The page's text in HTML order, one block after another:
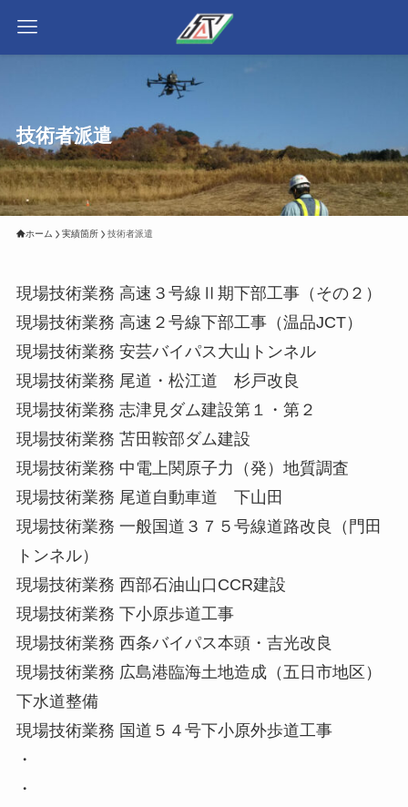
技術者派遣
ホーム 実績箇所 技術者派遣
現場技術業務 高速３号線Ⅱ期下部工事（その２）
現場技術業務 高速２号線下部工事（温品JCT）
現場技術業務 安芸バイパス大山トンネル
現場技術業務 尾道・松江道 杉戸改良
現場技術業務 志津見ダム建設第１・第２
現場技術業務 苫田鞍部ダム建設
現場技術業務 中電上関原子力（発）地質調査
現場技術業務 尾道自動車道 下山田
現場技術業務 一般国道３７５号線道路改良（門田
トンネル）
現場技術業務 西部石油山口CCR建設
現場技術業務 下小原歩道工事
現場技術業務 西条バイパス本頭・吉光改良
現場技術業務 広島港臨海土地造成（五日市地区）
下水道整備
現場技術業務 国道５４号下小原外歩道工事
・
・